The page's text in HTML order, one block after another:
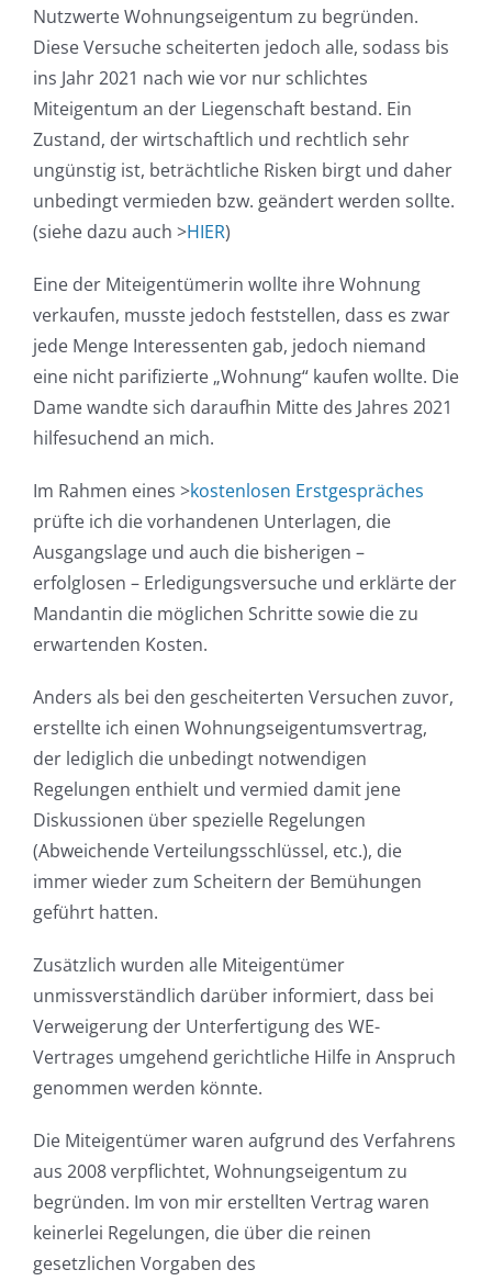
Nutzwerte Wohnungseigentum zu begründen.
Diese Versuche scheiterten jedoch alle, sodass bis
ins Jahr 2021 nach wie vor nur schlichtes
Miteigentum an der Liegenschaft bestand. Ein
Zustand, der wirtschaftlich und rechtlich sehr
ungünstig ist, beträchtliche Risken birgt und daher
unbedingt vermieden bzw. geändert werden sollte.
(siehe dazu auch >HIER)
Eine der Miteigentümerin wollte ihre Wohnung
verkaufen, musste jedoch feststellen, dass es zwar
jede Menge Interessenten gab, jedoch niemand
eine nicht parifizierte „Wohnung“ kaufen wollte. Die
Dame wandte sich daraufhin Mitte des Jahres 2021
hilfesuchend an mich.
Im Rahmen eines >kostenlosen Erstgespräches
prüfte ich die vorhandenen Unterlagen, die
Ausgangslage und auch die bisherigen –
erfolglosen – Erledigungsversuche und erklärte der
Mandantin die möglichen Schritte sowie die zu
erwartenden Kosten.
Anders als bei den gescheiterten Versuchen zuvor,
erstellte ich einen Wohnungseigentumsvertrag,
der lediglich die unbedingt notwendigen
Regelungen enthielt und vermied damit jene
Diskussionen über spezielle Regelungen
(Abweichende Verteilungsschlüssel, etc.), die
immer wieder zum Scheitern der Bemühungen
geführt hatten.
Zusätzlich wurden alle Miteigentümer
unmissverständlich darüber informiert, dass bei
Verweigerung der Unterfertigung des WE-
Vertrages umgehend gerichtliche Hilfe in Anspruch
genommen werden könnte.
Die Miteigentümer waren aufgrund des Verfahrens
aus 2008 verpflichtet, Wohnungseigentum zu
begründen. Im von mir erstellten Vertrag waren
keinerlei Regelungen, die über die reinen
gesetzlichen Vorgaben des